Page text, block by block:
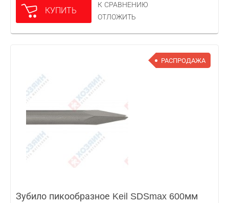
КУПИТЬ
К СРАВНЕНИЮ
ОТЛОЖИТЬ
РАСПРОДАЖА
Зубило пикообразное Keil SDSmax 600мм